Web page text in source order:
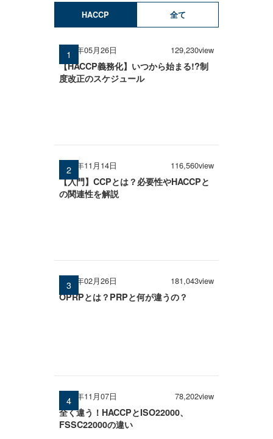
HACCP 全て
2026年05月26日 129,230view
【HACCP義務化】いつから始まる!?制
度改正のスケジュール
2025年11月14日 116,560view
【入門】CCPとは？必要性やHACCPと
の関連性を解説
2026年02月26日 181,043view
OPRPとは？PRPと何が違うの？
2025年11月07日 78,202view
全く違う！HACCPとISO22000、
FSSC22000の違い